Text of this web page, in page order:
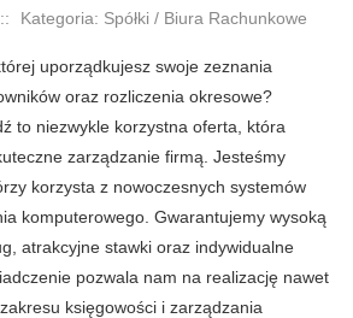
:: Kategoria: Spółki / Biura Rachunkowe
uporządkujesz swoje zeznania
oraz rozliczenia okresowe?
to niezwykle korzystna oferta, która
zarządzanie firmą. Jesteśmy
korzysta z nowoczesnych systemów
komputerowego. Gwarantujemy wysoką
atrakcyjne stawki oraz indywidualne
pozwala nam na realizację nawet
księgowości i zarządzania